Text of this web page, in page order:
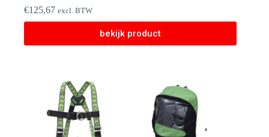
€125,67 excl. BTW
bekijk product